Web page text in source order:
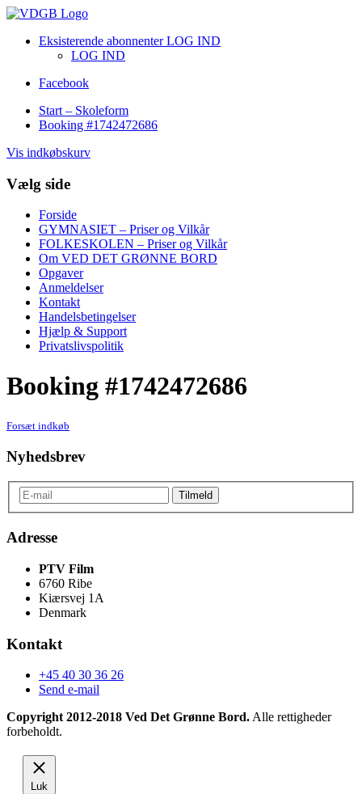
Eksisterende abonnenter LOG IND
LOG IND
Facebook
Start – Skoleform
Booking #1742472686
Vis indkøbskurv
Vælg side
Forside
GYMNASIET – Priser og Vilkår
FOLKESKOLEN – Priser og Vilkår
Om VED DET GRØNNE BORD
Opgaver
Anmeldelser
Kontakt
Handelsbetingelser
Hjælp & Support
Privatslivspolitik
Booking #1742472686
Forsæt indkøb
Nyhedsbrev
Adresse
PTV Film
6760 Ribe
Kiærsvej 1A
Denmark
Kontakt
+45 40 30 36 26
Send e-mail
Copyright 2012-2018 Ved Det Grønne Bord. Alle rettigheder
forbeholdt.
Luk